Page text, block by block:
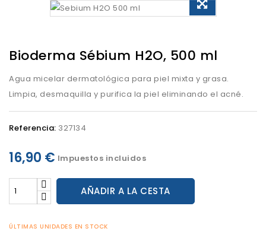
Bioderma Sébium H2O, 500 ml
Agua micelar dermatológica para piel mixta y grasa.
Limpia, desmaquilla y purifica la piel eliminando el acné.
Referencia: 327134
16,90 € Impuestos incluidos
AÑADIR A LA CESTA
ÚLTIMAS UNIDADES EN STOCK